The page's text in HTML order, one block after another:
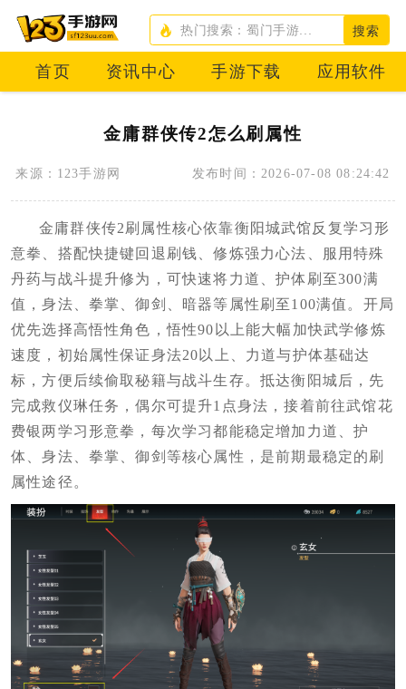
搜索
首页 资讯中心 手游下载 应用软件
金庸群侠传2怎么刷属性
来源：123手游网 发布时间：2026-07-08 08:24:42
金庸群侠传2刷属性核心依靠衡阳城武馆反复学习形
意拳、搭配快捷键回退刷钱、修炼强力心法、服用特殊
丹药与战斗提升修为，可快速将力道、护体刷至300满
值，身法、拳掌、御剑、暗器等属性刷至100满值。开局
优先选择高悟性角色，悟性90以上能大幅加快武学修炼
速度，初始属性保证身法20以上、力道与护体基础达
标，方便后续偷取秘籍与战斗生存。抵达衡阳城后，先
完成救仪琳任务，偶尔可提升1点身法，接着前往武馆花
费银两学习形意拳，每次学习都能稳定增加力道、护
体、身法、拳掌、御剑等核心属性，是前期最稳定的刷
属性途径。